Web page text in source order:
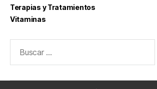
Terapias y Tratamientos
Vitaminas